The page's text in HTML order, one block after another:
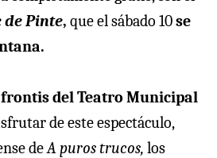
de Pinte, que el sábado 10se
frontis del Teatro Municipal
de este espectáculo,
de A puros trucos, los